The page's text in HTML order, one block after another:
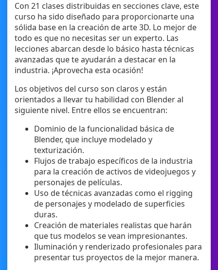
Con 21 clases distribuidas en secciones clave, este
curso ha sido diseñado para proporcionarte una
sólida base en la creación de arte 3D. Lo mejor de
todo es que no necesitas ser un experto. Las
lecciones abarcan desde lo básico hasta técnicas
avanzadas que te ayudarán a destacar en la
industria. ¡Aprovecha esta ocasión!
Los objetivos del curso son claros y están
orientados a llevar tu habilidad con Blender al
siguiente nivel. Entre ellos se encuentran:
Dominio de la funcionalidad básica de
Blender, que incluye modelado y
texturización.
Flujos de trabajo específicos de la industria
para la creación de activos de videojuegos y
personajes de películas.
Uso de técnicas avanzadas como el rigging
de personajes y modelado de superficies
duras.
Creación de materiales realistas que harán
que tus modelos se vean impresionantes.
Iluminación y renderizado profesionales para
presentar tus proyectos de la mejor manera.